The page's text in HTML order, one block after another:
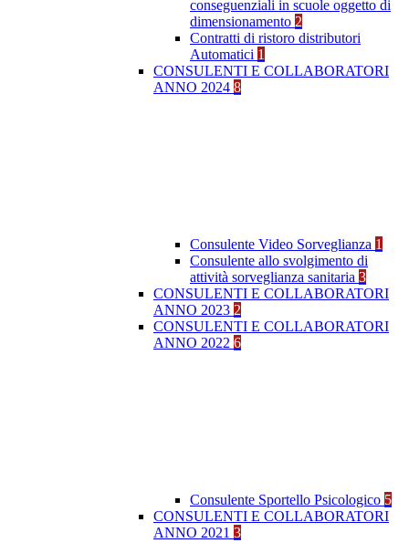
conseguenziali in scuole oggetto di
dimensionamento 2
Contratti di ristoro distributori
Automatici 1
CONSULENTI E COLLABORATORI
ANNO 2024 8
Consulente Video Sorveglianza 1
Consulente allo svolgimento di
attività sorveglianza sanitaria 3
CONSULENTI E COLLABORATORI
ANNO 2023 2
CONSULENTI E COLLABORATORI
ANNO 2022 6
Consulente Sportello Psicologico 5
CONSULENTI E COLLABORATORI
ANNO 2021 3